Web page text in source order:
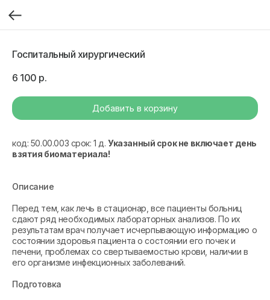
Госпитальный хирургический
6 100 р.
Добавить в корзину
код: 50.00.003 срок: 1 д.Указанный срок не включает день
взятия биоматериала!
Описание
Перед тем, как лечь в стационар, все пациенты больниц
сдают ряд необходимых лабораторных анализов. По их
результатам врач получает исчерпывающую информацию о
состоянии здоровья пациента о состоянии его почек и
печени, проблемах со свертываемостью крови, наличии в
его организме инфекционных заболеваний.
Подготовка